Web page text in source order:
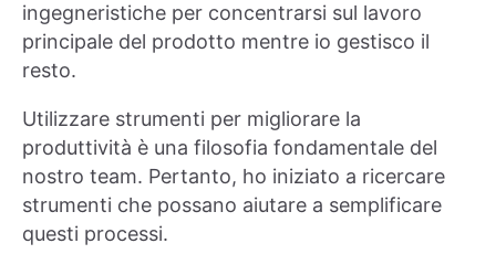
ingegneristiche per concentrarsi sul lavoro
principale del prodotto mentre io gestisco il
resto.
Utilizzare strumenti per migliorare la
produttività è una filosofia fondamentale del
nostro team. Pertanto, ho iniziato a ricercare
strumenti che possano aiutare a semplificare
questi processi.